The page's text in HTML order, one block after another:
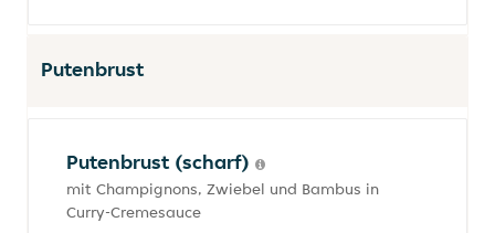
Putenbrust
Putenbrust (scharf)
mit Champignons, Zwiebel und Bambus in
Curry-Cremesauce